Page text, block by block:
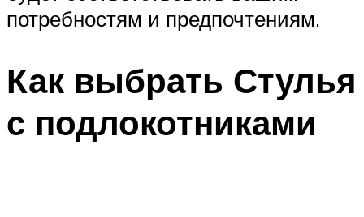
потребностям и предпочтениям.
Как выбрать Стулья
с подлокотниками